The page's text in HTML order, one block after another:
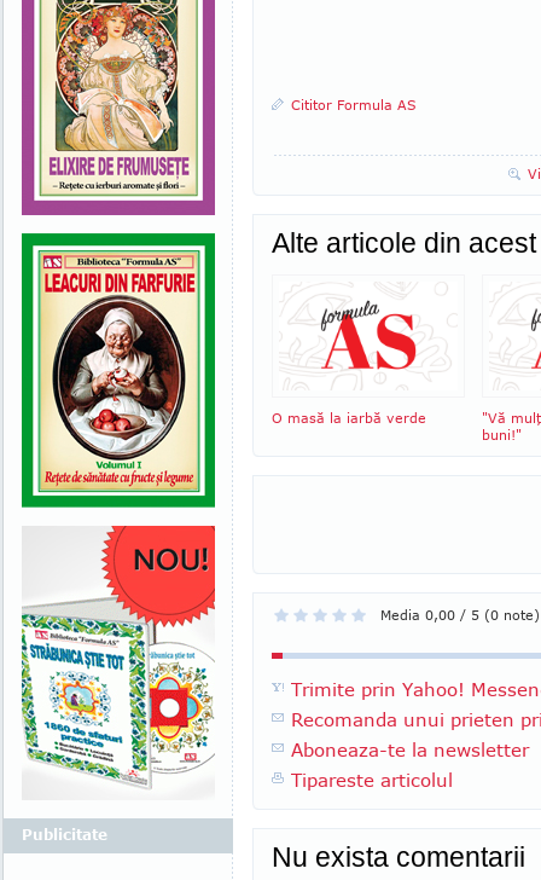
Cititor Formula AS
Alte articole din
O masă la iarbă verde
"Vă
buni!"
Media 0,00 / 5 (0 note)
Trimite prin Yahoo!
Recomanda unui prieten
Aboneaza-te la newsletter
Tipareste articolul
Nu exista comentarii
Publicitate